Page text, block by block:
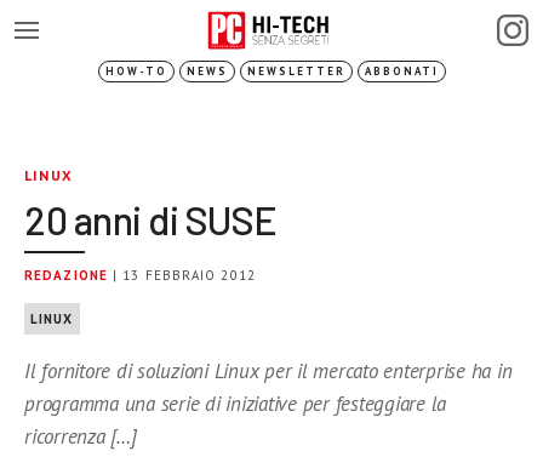
HOW-TO NEWS NEWSLETTER ABBONATI
LINUX
20 anni di SUSE
REDAZIONE | 13 FEBBRAIO 2012
LINUX
Il fornitore di soluzioni Linux per il mercato enterprise ha in
programma una serie di iniziative per festeggiare la
ricorrenza […]